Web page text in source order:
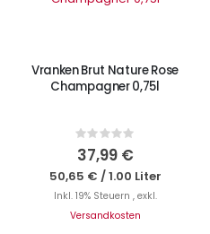
Vranken Brut Nature Rose
Champagner 0,75l
Rating:
0%
37,99 €
50,65 € /1.00 Liter
Inkl. 19% Steuern , exkl.
Versandkosten